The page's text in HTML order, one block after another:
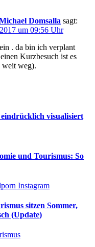
Domsalla sagt:
um 09:56 Uhr
. da bin ich verplant
Kurzbesuch ist es
weit weg).
visualisiert
und Tourismus: So
sitzen Sommer,
(Update)